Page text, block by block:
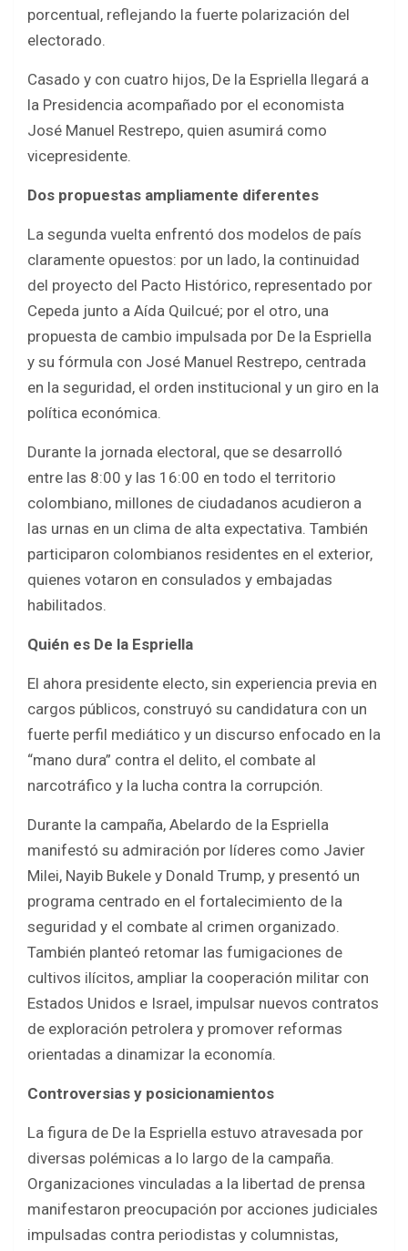
porcentual, reflejando la fuerte polarización del
electorado.
Casado y con cuatro hijos, De la Espriella llegará a
la Presidencia acompañado por el economista
José Manuel Restrepo, quien asumirá como
vicepresidente.
Dos propuestas ampliamente diferentes
La segunda vuelta enfrentó dos modelos de país
claramente opuestos: por un lado, la continuidad
del proyecto del Pacto Histórico, representado por
Cepeda junto a Aída Quilcué; por el otro, una
propuesta de cambio impulsada por De la Espriella
y su fórmula con José Manuel Restrepo, centrada
en la seguridad, el orden institucional y un giro en la
política económica.
Durante la jornada electoral, que se desarrolló
entre las 8:00 y las 16:00 en todo el territorio
colombiano, millones de ciudadanos acudieron a
las urnas en un clima de alta expectativa. También
participaron colombianos residentes en el exterior,
quienes votaron en consulados y embajadas
habilitados.
Quién es De la Espriella
El ahora presidente electo, sin experiencia previa en
cargos públicos, construyó su candidatura con un
fuerte perfil mediático y un discurso enfocado en la
“mano dura” contra el delito, el combate al
narcotráfico y la lucha contra la corrupción.
Durante la campaña, Abelardo de la Espriella
manifestó su admiración por líderes como Javier
Milei, Nayib Bukele y Donald Trump, y presentó un
programa centrado en el fortalecimiento de la
seguridad y el combate al crimen organizado.
También planteó retomar las fumigaciones de
cultivos ilícitos, ampliar la cooperación militar con
Estados Unidos e Israel, impulsar nuevos contratos
de exploración petrolera y promover reformas
orientadas a dinamizar la economía.
Controversias y posicionamientos
La figura de De la Espriella estuvo atravesada por
diversas polémicas a lo largo de la campaña.
Organizaciones vinculadas a la libertad de prensa
manifestaron preocupación por acciones judiciales
impulsadas contra periodistas y columnistas,